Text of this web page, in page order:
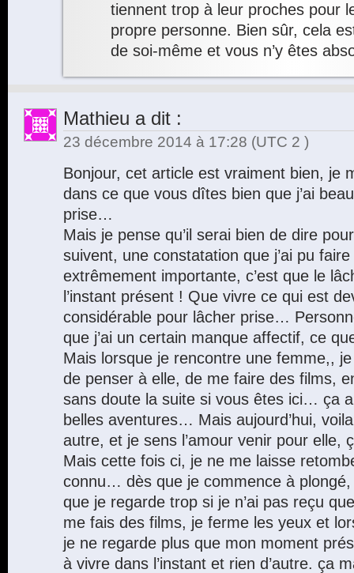
tiennent trop à leur proches pour
propre personne. Bien sûr, cela
de soi-même et vous n’y êtes
Mathieu a dit :
23 décembre 2014 à 17:28 (UTC 2 )
Bonjour, cet article est vraiment bien, je
dans ce que vous dîtes bien que j’ai
prise…
Mais je pense qu’il serai bien de dire
suivent, une constatation que j’ai pu
extrêmement importante, c’est que le
l’instant présent ! Que vivre ce qui est
considérable pour lâcher prise…
que j’ai un certain manque affectif, ce
Mais lorsque je rencontre une femme,,
de penser à elle, de me faire des films,
sans doute la suite si vous êtes ici… ça
belles aventures… Mais aujourd’hui,
autre, et je sens l’amour venir pour elle,
Mais cette fois ci, je ne me laisse
connu… dès que je commence à
que je regarde trop si je n’ai pas reçu
me fais des films, je ferme les yeux et
je ne regarde plus que mon moment
à vivre dans l’instant et rien d’autre. ça